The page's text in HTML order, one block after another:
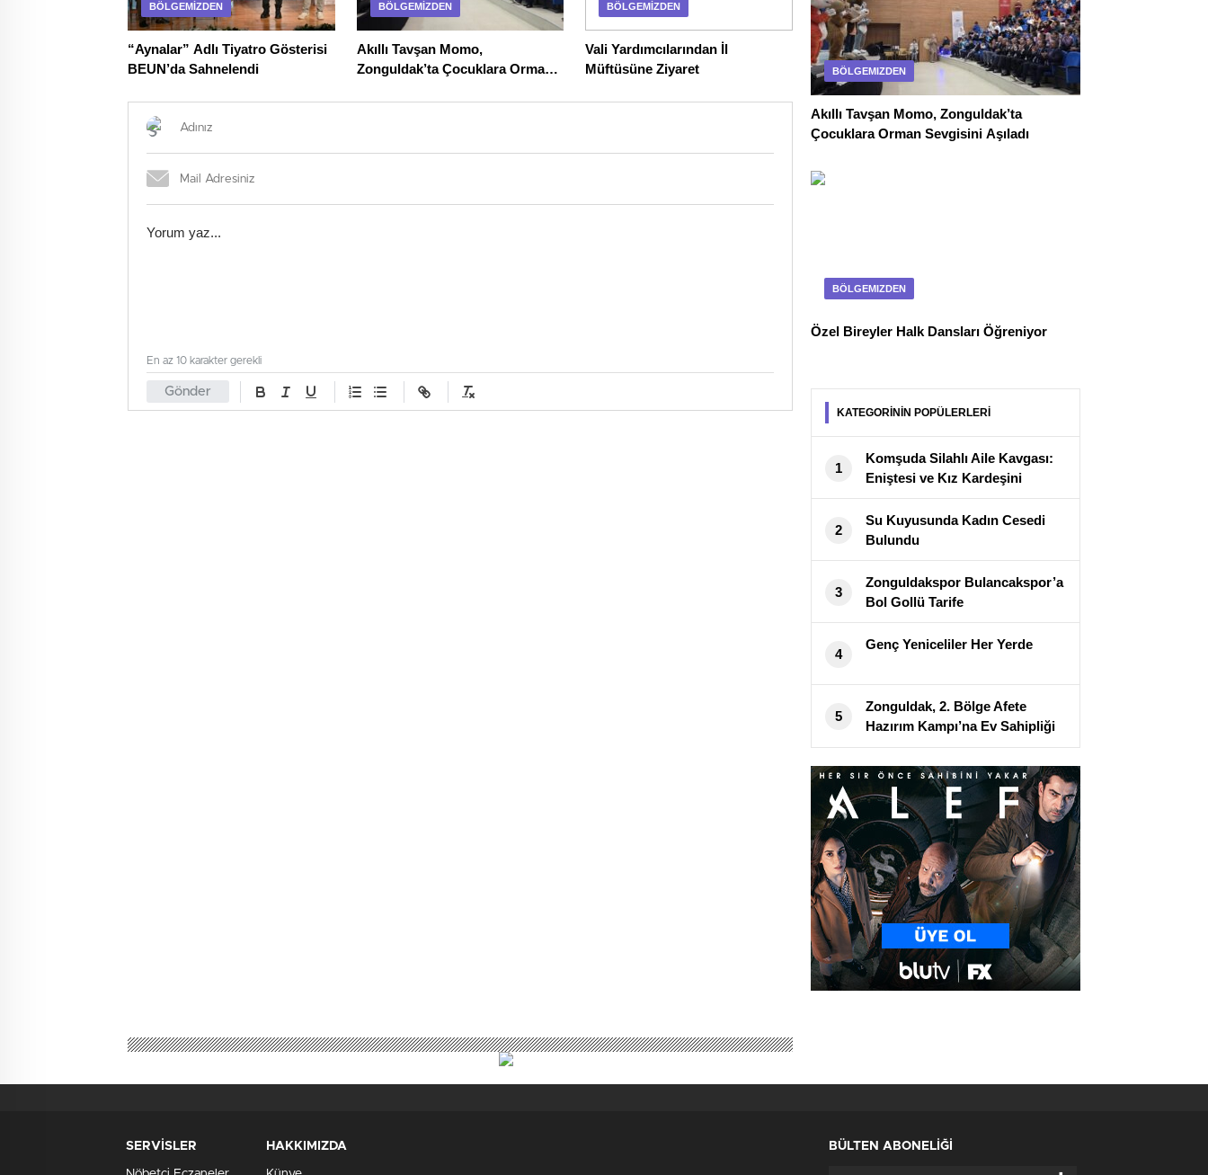
BÖLGEMIZDEN
“Aynalar” Adlı Tiyatro Gösterisi
BEUN’da Sahnelendi
BÖLGEMIZDEN
Akıllı Tavşan Momo,
Zonguldak’ta Çocuklara Orman
BÖLGEMIZDEN
Vali Yardımcılarından İl
Müftüsüne Ziyaret
Gönder
En az 10 karakter gerekli
BÖLGEMIZDEN
Akıllı Tavşan Momo, Zonguldak’ta
Çocuklara Orman Sevgisini Aşıladı
BÖLGEMIZDEN
Özel Bireyler Halk Dansları Öğreniyor
KATEGORİNİN POPÜLERLERİ
1
Komşuda Silahlı Aile Kavgası:
Eniştesi ve Kız Kardeşini
Öldürdü
2
Su Kuyusunda Kadın Cesedi
Bulundu
3
Zonguldakspor Bulancakspor’a
Bol Gollü Tarife
4
Genç Yeniceliler Her Yerde
5
Zonguldak, 2. Bölge Afete
Hazırım Kampı’na Ev Sahipliği
Yaptı
SERVİSLER HAKKIMIZDA BÜLTEN ABONELİĞİ